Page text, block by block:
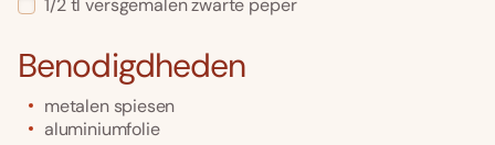
1/2 tl versgemalen zwarte peper
Benodigdheden
metalen spiesen
aluminiumfolie